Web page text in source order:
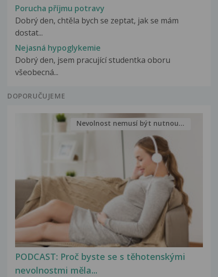
Porucha příjmu potravy
Dobrý den, chtěla bych se zeptat, jak se mám
dostat...
Nejasná hypoglykemie
Dobrý den, jsem pracující studentka oboru
všeobecná...
DOPORUČUJEME
PODCAST: Proč byste se s těhotenskými
nevolnostmi měla...
Nevolnost nemusí být nutnou...